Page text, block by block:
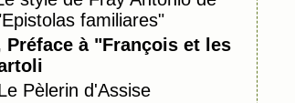
familiares"
Préface à "François et les
Pèlerin d'Assise